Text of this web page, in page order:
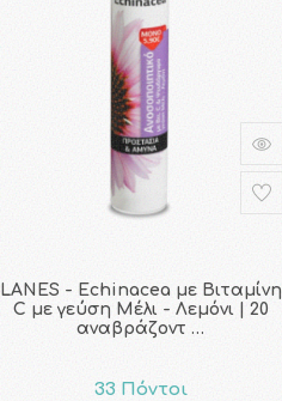
LANES - Echinacea με Βιταμίνη
C με γεύση Μέλι - Λεμόνι | 20
αναβράζοντ …
33 Πόντοι